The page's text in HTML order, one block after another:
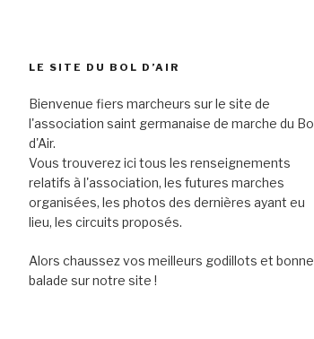
LE SITE DU BOL D’AIR
Bienvenue fiers marcheurs sur le site de
l'association saint germanaise de marche du Bol
d'Air.
Vous trouverez ici tous les renseignements
relatifs à l'association, les futures marches
organisées, les photos des dernières ayant eu
lieu, les circuits proposés.
Alors chaussez vos meilleurs godillots et bonne
balade sur notre site !